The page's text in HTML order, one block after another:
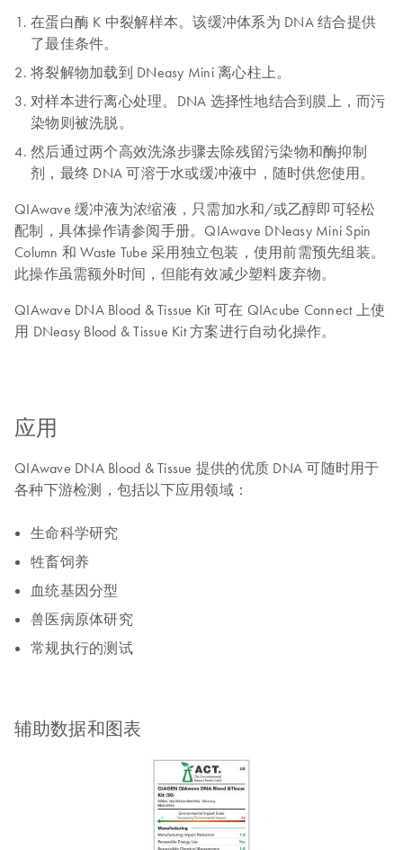
在蛋白酶 K 中裂解样本。该缓冲体系为 DNA 结合提供
了最佳条件。
将裂解物加载到 DNeasy Mini 离心柱上。
对样本进行离心处理。DNA 选择性地结合到膜上，而污
染物则被洗脱。
然后通过两个高效洗涤步骤去除残留污染物和酶抑制
剂，最终 DNA 可溶于水或缓冲液中，随时供您使用。
QIAwave 缓冲液为浓缩液，只需加水和/或乙醇即可轻松
配制，具体操作请参阅手册。QIAwave DNeasy Mini Spin
Column 和 Waste Tube 采用独立包装，使用前需预先组装。
此操作虽需额外时间，但能有效减少塑料废弃物。
QIAwave DNA Blood & Tissue Kit 可在 QIAcube Connect 上使
用 DNeasy Blood & Tissue Kit 方案进行自动化操作。
应用
QIAwave DNA Blood & Tissue 提供的优质 DNA 可随时用于
各种下游检测，包括以下应用领域：
生命科学研究
牲畜饲养
血统基因分型
兽医病原体研究
常规执行的测试
辅助数据和图表